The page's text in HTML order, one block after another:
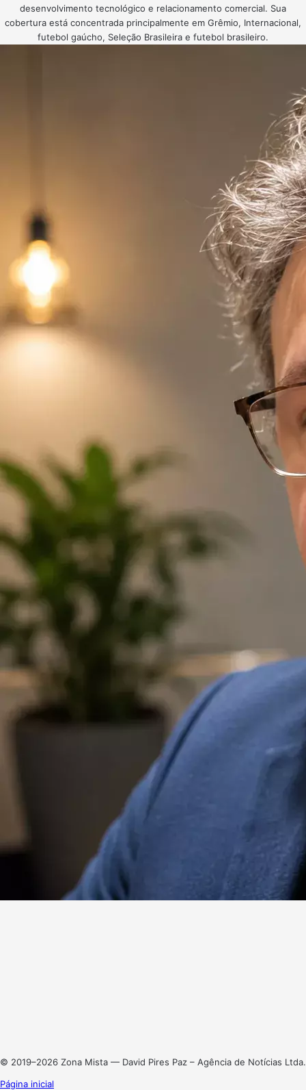
desenvolvimento tecnológico e relacionamento comercial. Sua
cobertura está concentrada principalmente em Grêmio, Internacional,
futebol gaúcho, Seleção Brasileira e futebol brasileiro.
© 2019–2026 Zona Mista — David Pires Paz – Agência de Notícias Ltda.
Página inicial